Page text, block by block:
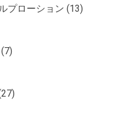
プローション (13)
(7)